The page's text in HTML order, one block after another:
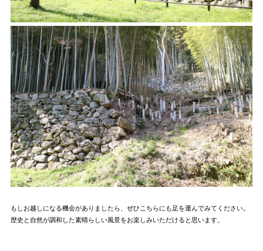
もしお越しになる機会がありましたら、ぜひこちらにも足を運んでみてください。
歴史と自然が調和した素晴らしい風景をお楽しみいただけると思います。